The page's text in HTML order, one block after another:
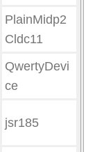
PlainMidp2
Cldc11
QwertyDevi
ce
jsr185